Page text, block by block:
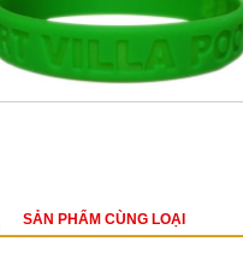
SẢN PHẨM CÙNG LOẠI